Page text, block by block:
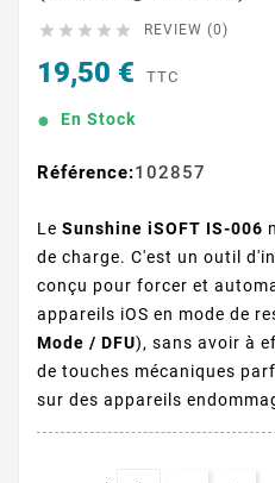
     REVIEW (0)
19,50 € TTC
En Stock
Référence:102857
Le Sunshine iSOFT IS-006
de charge. C'est un outil
conçu pour forcer et
appareils iOS en mode de
Mode / DFU), sans avoir à
de touches mécaniques
sur des appareils